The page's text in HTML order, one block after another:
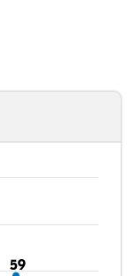
59
59